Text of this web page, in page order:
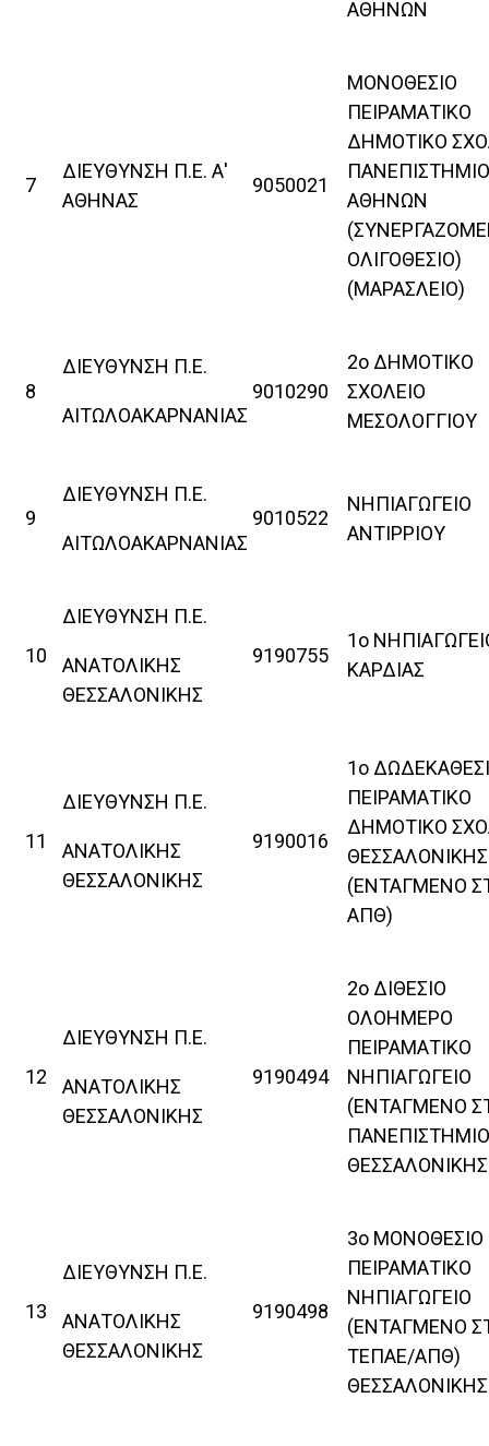
ΑΘΗΝΩΝ
7
ΔΙΕΥΘΥΝΣΗ Π.Ε. Α'
ΑΘΗΝΑΣ
9050021
ΜΟΝΟΘΕΣΙΟ
ΠΕΙΡΑΜΑΤΙΚΟ
ΔΗΜΟΤΙΚΟ
ΑΘΗΝΩΝ
ΟΛΙΓΟΘΕΣΙΟ)
(ΜΑΡΑΣΛΕΙΟ)
8
ΔΙΕΥΘΥΝΣΗ Π.Ε.
ΑΙΤΩΛΟΑΚΑΡΝΑΝΙΑΣ
9010290
2ο ΔΗΜΟΤΙΚΟ
ΣΧΟΛΕΙΟ
ΜΕΣΟΛΟΓΓΙΟΥ
9
ΔΙΕΥΘΥΝΣΗ Π.Ε.
ΑΙΤΩΛΟΑΚΑΡΝΑΝΙΑΣ
9010522
ΝΗΠΙΑΓΩΓΕΙΟ
ΑΝΤΙΡΡΙΟΥ
10
ΔΙΕΥΘΥΝΣΗ Π.Ε.
ΑΝΑΤΟΛΙΚΗΣ
ΘΕΣΣΑΛΟΝΙΚΗΣ
9190755
1ο
ΚΑΡΔΙΑΣ
11
ΔΙΕΥΘΥΝΣΗ Π.Ε.
ΑΝΑΤΟΛΙΚΗΣ
ΘΕΣΣΑΛΟΝΙΚΗΣ
9190016
1ο
ΠΕΙΡΑΜΑΤΙΚΟ
ΔΗΜΟΤΙΚΟ
ΘΕΣΣΑΛΟΝΙΚΗΣ
(ΕΝΤΑΓΜΕΝΟ
ΑΠΘ)
12
ΔΙΕΥΘΥΝΣΗ Π.Ε.
ΑΝΑΤΟΛΙΚΗΣ
ΘΕΣΣΑΛΟΝΙΚΗΣ
9190494
2ο ΔΙΘΕΣΙΟ
ΟΛΟΗΜΕΡΟ
ΠΕΙΡΑΜΑΤΙΚΟ
ΝΗΠΙΑΓΩΓΕΙΟ
(ΕΝΤΑΓΜΕΝΟ
ΘΕΣΣΑΛΟΝΙΚΗΣ
13
ΔΙΕΥΘΥΝΣΗ Π.Ε.
ΑΝΑΤΟΛΙΚΗΣ
ΘΕΣΣΑΛΟΝΙΚΗΣ
9190498
3ο ΜΟΝΟΘΕΣΙΟ
ΠΕΙΡΑΜΑΤΙΚΟ
ΝΗΠΙΑΓΩΓΕΙΟ
(ΕΝΤΑΓΜΕΝΟ
ΤΕΠΑΕ/ΑΠΘ)
ΘΕΣΣΑΛΟΝΙΚΗΣ